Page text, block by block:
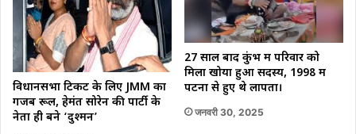
विधानसभा टिकट के लिए JMM का
गजब रूल, हेमंत सोरेन की पार्टी के
नेता ही बने ‘दुश्मन’
27 साल बाद कुंभ में परिवार को
मिला खोया हुआ सदस्य, 1998 में
पटना से हुए थे लापता।
जनवरी 30, 2025